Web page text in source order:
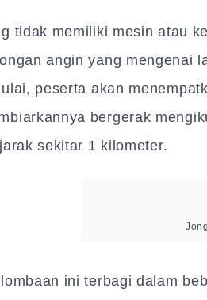
tidak memiliki mesin atau
angin yang mengenai
peserta akan
bergerak
sekitar 1 kilometer.
ini terbagi dalam